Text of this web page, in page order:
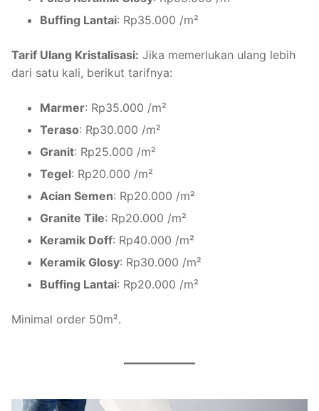
Buffing Lantai: Rp35.000 /m²
Tarif Ulang Kristalisasi: Jika memerlukan ulang lebih
dari satu kali, berikut tarifnya:
Marmer: Rp35.000 /m²
Teraso: Rp30.000 /m²
Granit: Rp25.000 /m²
Tegel: Rp20.000 /m²
Acian Semen: Rp20.000 /m²
Granite Tile: Rp20.000 /m²
Keramik Doff: Rp40.000 /m²
Keramik Glosy: Rp30.000 /m²
Buffing Lantai: Rp20.000 /m²
Minimal order 50m².